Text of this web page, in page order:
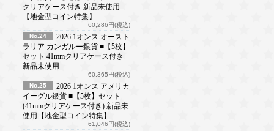
クリアケース付き 新品未使用
【地金型コイン特集】
60,286円(税込)
No.24
2026 1オンス オースト
ラリア カンガルー銀貨 ■【5枚】
セット 41mmクリアケース付き
新品未使用
60,365円(税込)
No.25
2026 1オンス アメリカ
イーグル銀貨 ■【5枚】セット
(41mmクリアケース付き) 新品未
使用【地金型コイン特集】
61,046円(税込)